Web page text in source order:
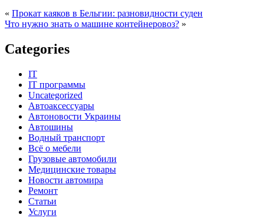
« Прокат каяков в Бельгии: разновидности суден
Что нужно знать о машине контейнеровоз? »
Categories
IT
IT программы
Uncategorized
Автоаксессуары
Автоновости Украины
Автошины
Водный транспорт
Всё о мебели
Грузовые автомобили
Медицинские товары
Новости автомира
Ремонт
Статьи
Услуги